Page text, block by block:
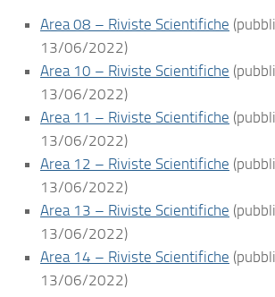
Area 08 – Riviste Scientifiche
13/06/2022)
Area 10 – Riviste Scientifiche
13/06/2022)
Area 11 – Riviste Scientifiche
13/06/2022)
Area 12 – Riviste Scientifiche
13/06/2022)
Area 13 – Riviste Scientifiche
13/06/2022)
Area 14 – Riviste Scientifiche
13/06/2022)